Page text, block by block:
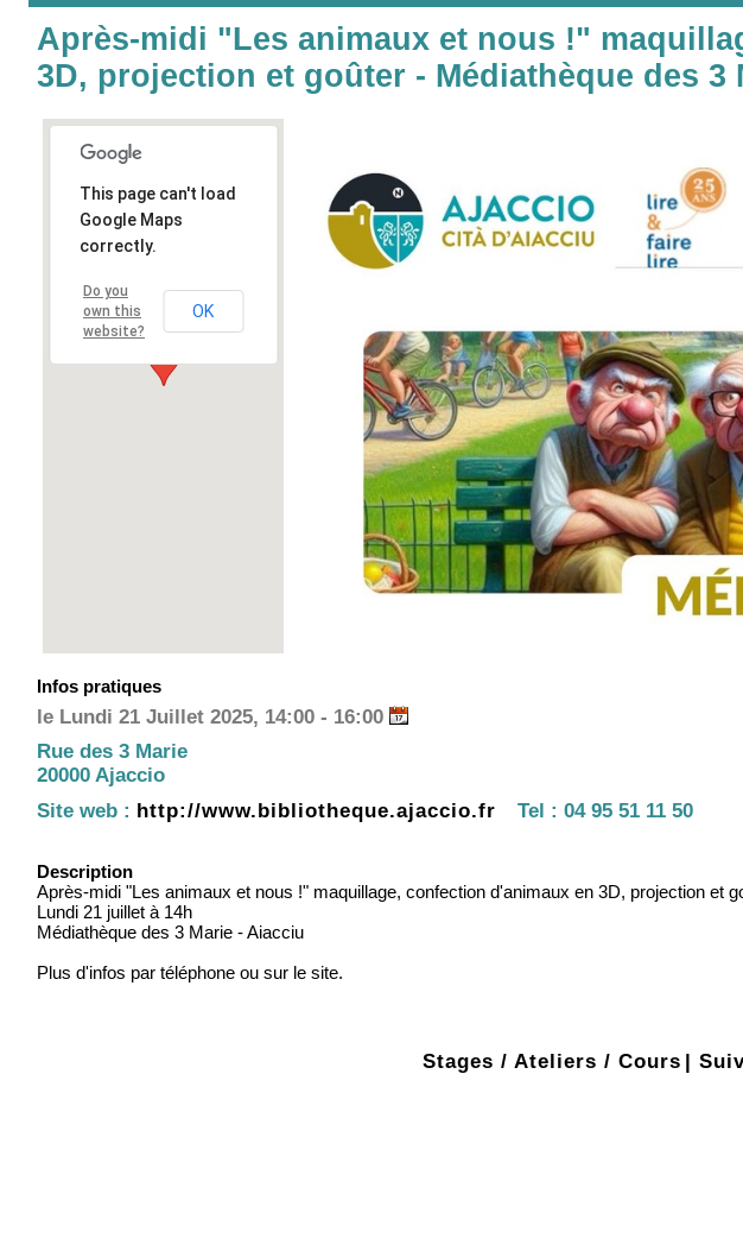
Après-midi "Les animaux et nous !"
3D, projection et goûter - Médiathèque des 3
This page can't load
Google Maps
correctly.
Do you
own this
website?
OK
Infos pratiques
le Lundi 21 Juillet 2025, 14:00 - 16:00
Rue des 3 Marie
20000 Ajaccio
Site web : http://www.bibliotheque.ajaccio.fr Tel : 04 95 51 11 50
Description
Après-midi "Les animaux et nous !" maquillage, confection d'animaux en 3D, projection et
Lundi 21 juillet à 14h
Médiathèque des 3 Marie - Aiacciu
Plus d'infos par téléphone ou sur le site.
Stages / Ateliers / Cours |